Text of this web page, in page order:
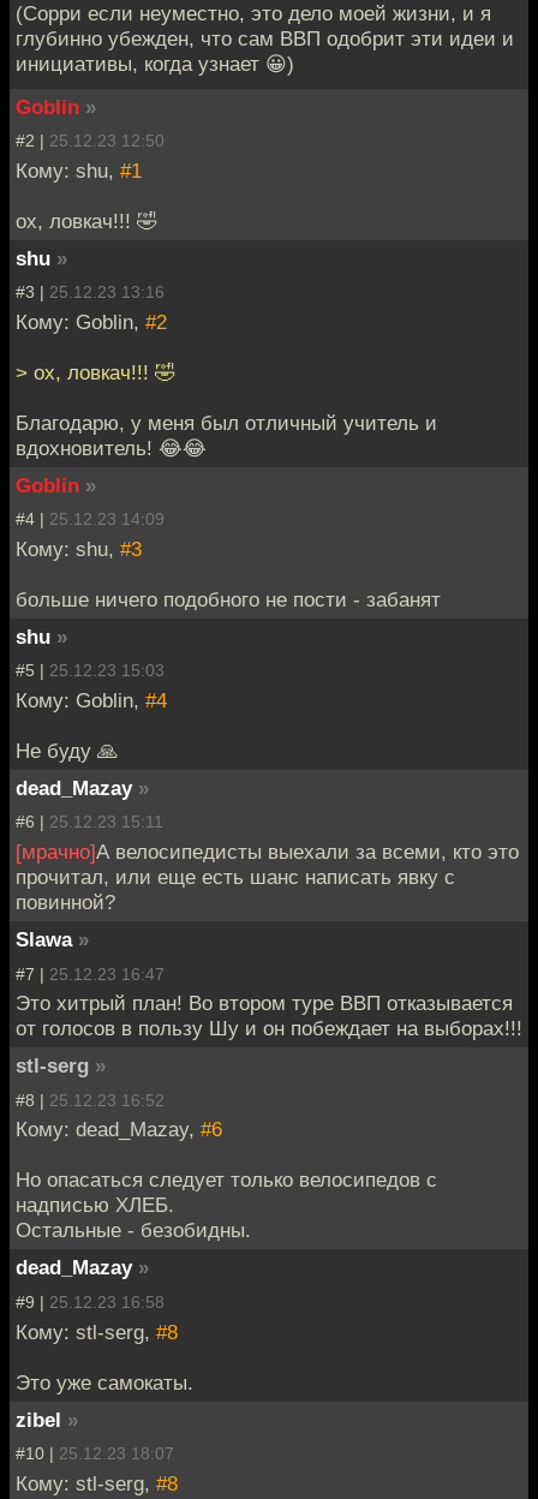
(Сорри если неуместно, это дело моей жизни, и я
глубинно убежден, что сам ВВП одобрит эти идеи и
инициативы, когда узнает 😀)
Goblin »
#2 | 25.12.23 12:50
Кому: shu, #1
ох, ловкач!!! 🤣
shu »
#3 | 25.12.23 13:16
Кому: Goblin, #2
> ох, ловкач!!! 🤣
Благодарю, у меня был отличный учитель и
вдохновитель! 😂😂
Goblin »
#4 | 25.12.23 14:09
Кому: shu, #3
больше ничего подобного не пости - забанят
shu »
#5 | 25.12.23 15:03
Кому: Goblin, #4
Не буду 🙏
dead_Mazay »
#6 | 25.12.23 15:11
[мрачно]А велосипедисты выехали за всеми, кто это
прочитал, или еще есть шанс написать явку с
повинной?
Slawa »
#7 | 25.12.23 16:47
Это хитрый план! Во втором туре ВВП отказывается
от голосов в пользу Шу и он побеждает на выборах!!!
stl-serg »
#8 | 25.12.23 16:52
Кому: dead_Mazay, #6
Но опасаться следует только велосипедов с
надписью ХЛЕБ.
Остальные - безобидны.
dead_Mazay »
#9 | 25.12.23 16:58
Кому: stl-serg, #8
Это уже самокаты.
zibel »
#10 | 25.12.23 18:07
Кому: stl-serg, #8